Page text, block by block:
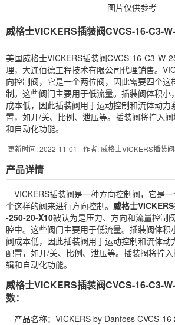
图片仅供参考
威格士VICKERS插装阀CVCS-16-C3-
美国威格士VICKERS插装阀CVCS-16-C3-W-
理，大连佰德工程技术有限公司代理销售。
向控制阀，它是一个两位阀，因此需要四个这
制。这些阀门主要用于低流量。插装阀体积小
成本低，因此插装阀用于运动控制和流体动力
置，如开/关、比例、泄压等。插装阀将拧入
和自动化功能。
更新时间: 2022-11-01 作者: 威格士VICKERS插装
产品详情
VICKERS插装阀是一种方向控制阀，它是
个这样的阀来进行方向控制。 威格士
-250-20-X10被认为是压力、方向和流量控制
腔中。这些阀门主要用于低流量。插装阀体积
阀成本低，因此插装阀用于运动控制和流体动
配置，如开/关、比例、泄压等。插装阀将拧
辑和自动化功能。
威格士VICKERS插装阀CVCS-16-C3-
数：
产品名称：VICKERS by Danfoss CVCS-